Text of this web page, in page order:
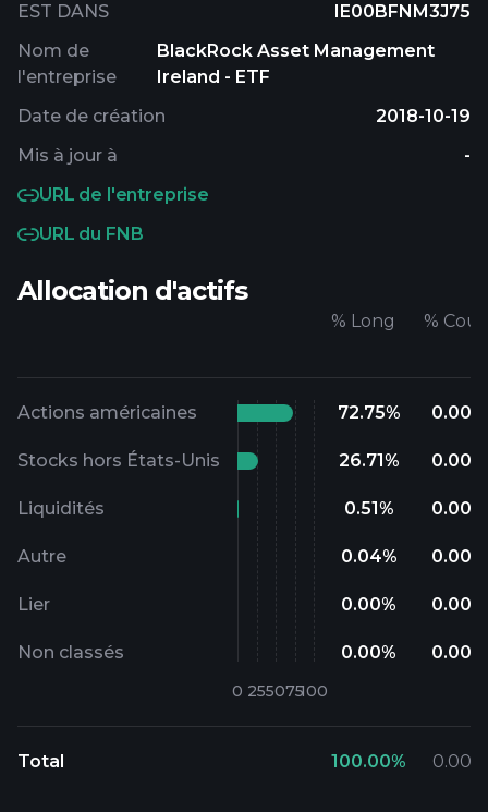
EST DANS
IE00BFNM3J75
Nom de
l'entreprise
BlackRock Asset Management
Ireland - ETF
Date de création
2018-10-19
Mis à jour à
-
URL de l'entreprise
URL du FNB
Allocation d'actifs
% Long %
Actions américaines 72.75% 0.00
Stocks hors États-Unis 26.71% 0.00
Liquidités 0.51% 0.00
Autre 0.04% 0.00
Lier 0.00% 0.00
Non classés 0.00% 0.00
Total 100.00% 0.00